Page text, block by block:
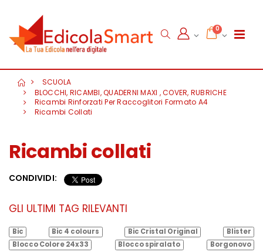
0
SCUOLA
BLOCCHI, RICAMBI, QUADERNI MAXI , COVER, RUBRICHE
Ricambi Rinforzati Per Raccoglitori Formato A4
Ricambi Collati
Ricambi collati
CONDIVIDI:
GLI ULTIMI TAG RILEVANTI
Bic Bic 4 colours Bic Cristal Original
Blister
Blocco Colore 24x33
Blocco spiralato
Borgonovo